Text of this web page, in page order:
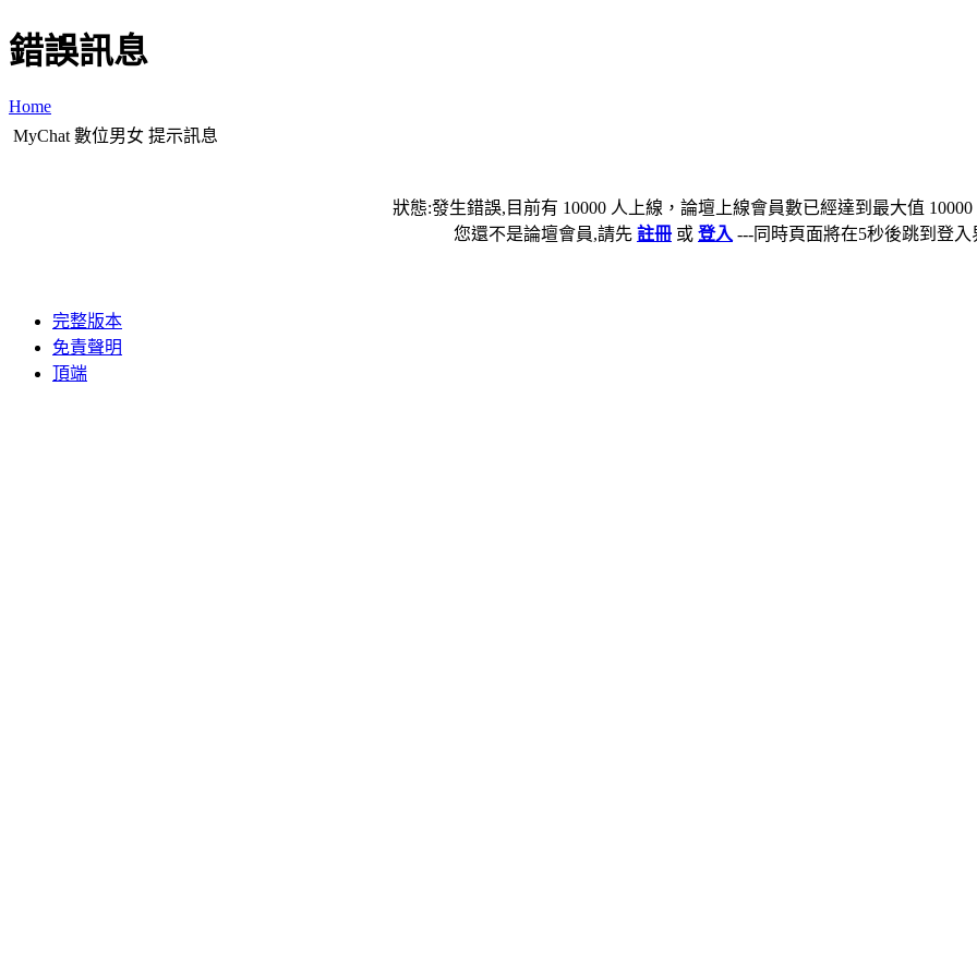
錯誤訊息
Home
MyChat 數位男女 提示訊息
狀態:發生錯誤,目前有 10000 人上線，論壇上線會員數已經達到最大值
您還不是論壇會員,請先 註冊 或 登入 ---同時頁面將在5秒後跳到登入
完整版本
免責聲明
頂端